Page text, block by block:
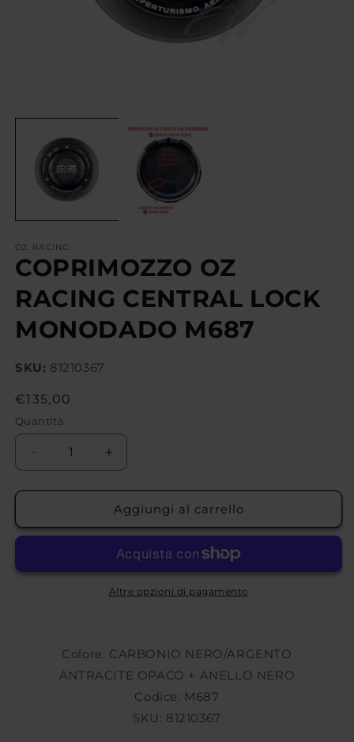
OZ RACING
COPRIMOZZO OZ
RACING CENTRAL LOCK
MONODADO M687
SKU: 81210367
Prezzo
di
listino
€135,00
Quantità
Diminuisci
quantità
per
COPRIMOZZO
OZ
LOCK
MONODADO
Aumenta
quantità
per
COPRIMOZZO
OZ
CENTRAL
LOCK
MONODADO
Aggiungi al carrello
Altre opzioni di pagamento
Colore: CARBONIO NERO/ARGENTO
ANTRACITE OPACO + ANELLO NERO
Codice: M687
SKU: 81210367